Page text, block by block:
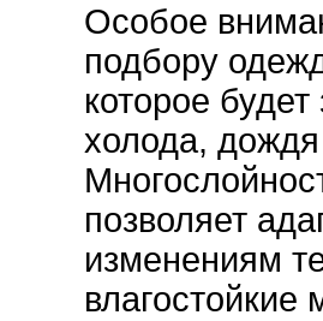
Особое
подбору
которое
холода,
позволяет
изменениям
влагостойкие